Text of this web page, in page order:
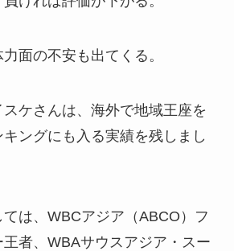
面の不安も出てくる。
ケさんは、海外で地域王座を
ングにも入る実績を残しまし
は、WBCアジア（ABCO）フ
王者、WBAサウスアジア・スー